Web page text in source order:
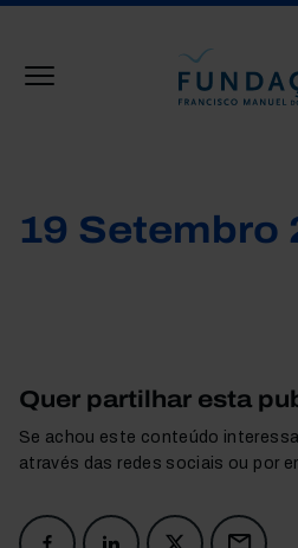
19 Setembro
Quer partilhar esta
Se achou este conteúdo
através das redes sociais ou por